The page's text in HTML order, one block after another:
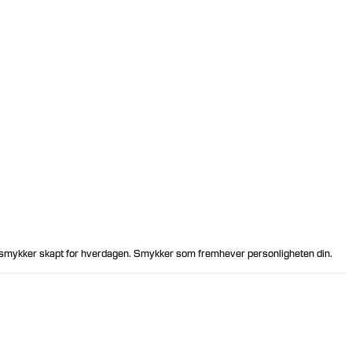
skapt for hverdagen. Smykker som fremhever personligheten din.